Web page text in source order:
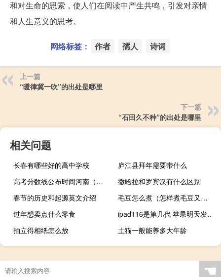
和对生命的思索，使人们在阅读中产生共鸣，引发对亲情
和人生意义的思考。
网络标签： 作者 孺人 诗词
上一篇
“暖律冀一吹”的出处是哪里
下一篇
“石田久不种”的出处是哪里
相关问题
长春有哪些好的高中学校
庐江县拜年需要带什么
高考分数线公布时间河南（高考分数线公布时间）
撒哈拉和罗宾汉有什么区别
春节的历史和起源英文介绍
毛豆怎么煮（怎样煮毛豆又绿又进味）
过年想卖点什么零食
ipad116是第几代 苹果明天发布第11代iPad
拍立得相纸怎么放
土猫一般能养多大年龄
☚